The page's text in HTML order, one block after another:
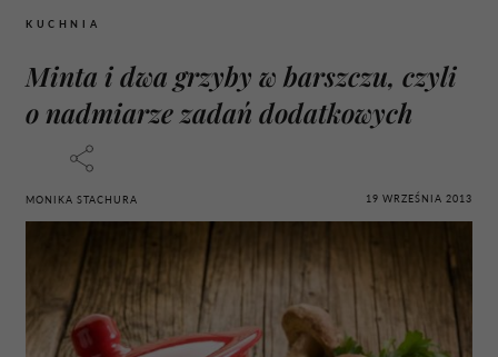
KUCHNIA
Minta i dwa grzyby w barszczu, czyli
o nadmiarze zadań dodatkowych
MONIKA STACHURA 19 WRZEŚNIA 2013